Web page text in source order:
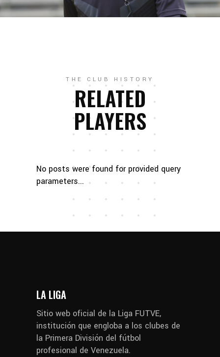
THE CLUB HISTORY
RELATED
PLAYERS
No posts were found for provided query
parameters...
LA LIGA
Sitio web oficial de la Liga FUTVE,
institución que engloba a los clubes de
la Primera División del fútbol
profesional de Venezuela.